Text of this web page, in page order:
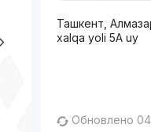
Ташкент,
xalqa yoli 5A uy
Обновлено